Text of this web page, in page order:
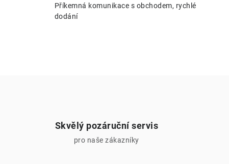
Příkemná komunikace s obchodem, rychlé
dodání
Skvělý pozáruční servis
pro naše zákazníky